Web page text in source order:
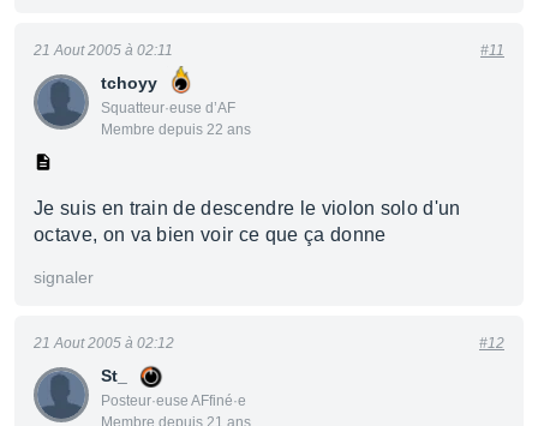
tchoyy
Squatteur·euse d’AF
Membre depuis 22 ans
21 Aout 2005 à 02:11 #11
Je suis en train de descendre le violon solo d'un
octave, on va bien voir ce que ça donne
signaler
St_
Posteur·euse AFfiné·e
Membre depuis 21 ans
21 Aout 2005 à 02:12 #12